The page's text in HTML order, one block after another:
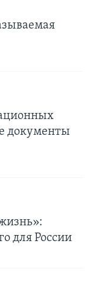
документы
для России